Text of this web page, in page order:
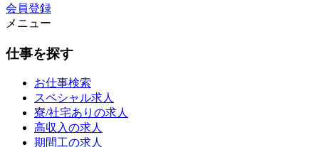
会員登録
メニュー
仕事を探す
お仕事検索
スペシャル求人
寮/社宅ありの求人
高収入の求人
期間工の求人